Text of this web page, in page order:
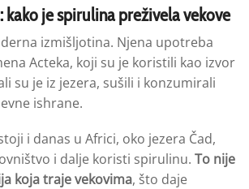
je spirulina preživela vekove
izmišljotina. Njena upotreba
Acteka, koji su je koristili kao izvor
su je iz jezera, sušili i konzumirali
ishrane.
i danas u Africi, oko jezera Čad,
i dalje koristi spirulinu. To nije
koja traje vekovima, što daje